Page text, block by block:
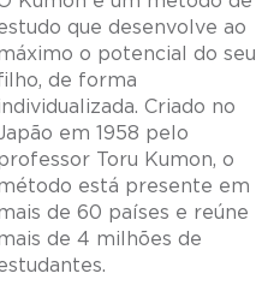
que desenvolve ao
o potencial do seu
de forma
Criado no
em 1958 pelo
Toru Kumon, o
está presente em
de 60 países e reúne
de 4 milhões de